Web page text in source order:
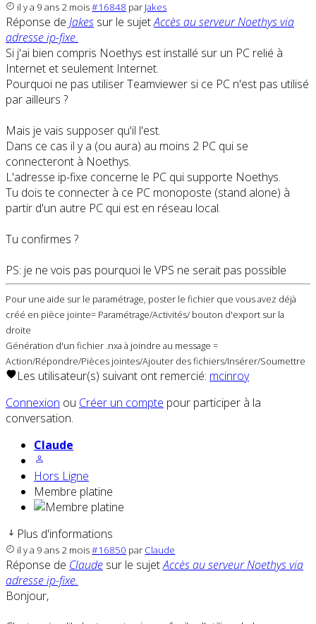
il y a 9 ans 2 mois#16848 par Jakes
Réponse de Jakes sur le sujetAccès au serveur Noethys via
adresse ip-fixe.
Si j'ai bien compris Noethys est installé sur un PC relié à
Internet et seulement Internet.
Pourquoi ne pas utiliser Teamviewer si ce PC n'est pas utilisé
par ailleurs ?
Mais je vais supposer qu'il l'est.
Dans ce cas il y a (ou aura) au moins 2 PC qui se
connecteront à Noethys.
L'adresse ip-fixe concerne le PC qui supporte Noethys.
Tu dois te connecter à ce PC monoposte (stand alone) à
partir d'un autre PC qui est en réseau local.
Tu confirmes ?
PS: je ne vois pas pourquoi le VPS ne serait pas possible
Pour une aide sur le paramétrage, poster le fichier que vous avez déjà
créé en pièce jointe= Paramétrage/Activités/ bouton d'export sur la
droite
Génération d'un fichier .nxa à joindre au message =
Action/Répondre/Pièces jointes/Ajouter des fichiers/Insérer/Soumettre
Les utilisateur(s) suivant ont remercié: mcinroy
Connexion ou Créer un compte pour participer à la
conversation.
Claude
Hors Ligne
Membre platine
Plus d'informations
il y a 9 ans 2 mois#16850 par Claude
Réponse de Claude sur le sujetAccès au serveur Noethys via
adresse ip-fixe.
Bonjour,